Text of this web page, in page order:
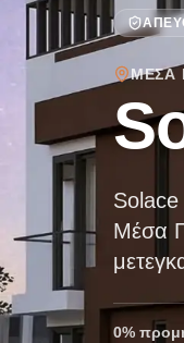
ΜΈΣΑ
Solace
Μέσα
0%